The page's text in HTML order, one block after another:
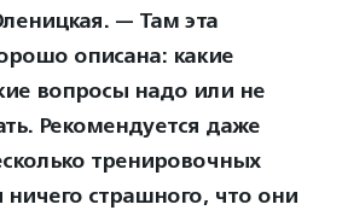
— Там эта
описана: какие
вопросы надо или не
Рекомендуется даже
тренировочных
ничего страшного, что они